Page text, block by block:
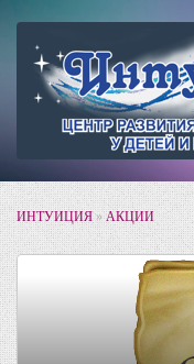
ИНТУИЦИЯ»АКЦИИ